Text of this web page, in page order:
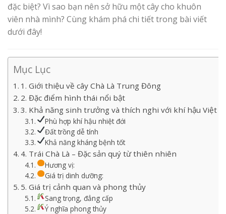
đặc biệt? Vì sao bạn nên sở hữu một cây cho khuôn
viên nhà mình? Cùng khám phá chi tiết trong bài viết
dưới đây!
Mục Lục
1. Giới thiệu về cây Chà Là Trung Đông
2. Đặc điểm hình thái nổi bật
3. Khả năng sinh trưởng và thích nghi với khí hậu Việt
Phù hợp khí hậu nhiệt đới
Đất trồng dễ tính
Khả năng kháng bệnh tốt
4. Trái Chà Là – Đặc sản quý từ thiên nhiên
Hương vị:
Giá trị dinh dưỡng:
5. Giá trị cảnh quan và phong thủy
Sang trọng, đẳng cấp
Ý nghĩa phong thủy